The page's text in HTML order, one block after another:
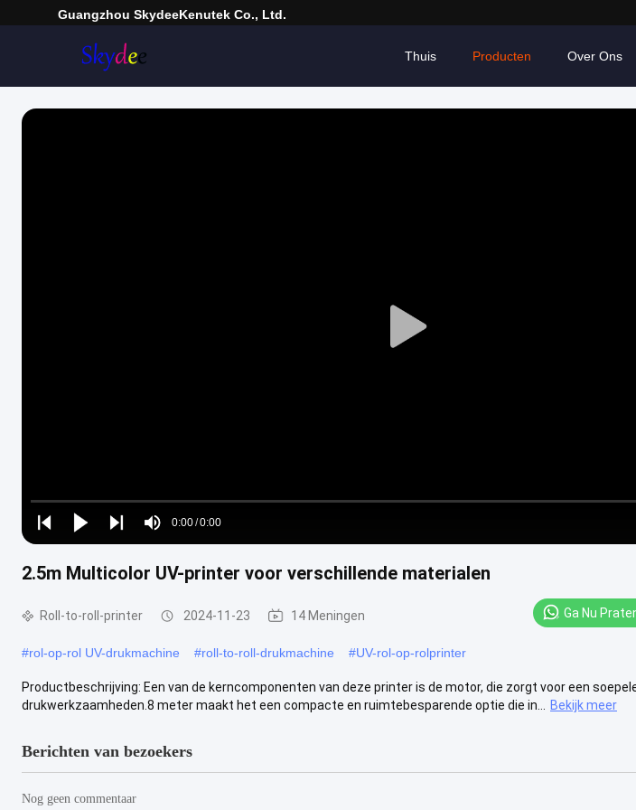
Guangzhou SkydeeKenutek Co., Ltd.
Thuis Producten Over Ons
Play
Play
Play
Play
Mute
Time
0:00/0:00
Loaded:
0%
2.5m Multicolor UV-printer voor verschillende materialen
Roll-to-roll-printer 2024-11-23 14 Meningen Ga Nu
#rol-op-rol UV-drukmachine #roll-to-roll-drukmachine #UV-rol-op-rolprinter
Productbeschrijving: Een van de kerncomponenten van deze printer is de motor, die zorgt voor een
drukwerkzaamheden.8 meter maakt het een compacte en ruimtebesparende optie die in...
Bekijk meer
Berichten van bezoekers
Nog geen commentaar